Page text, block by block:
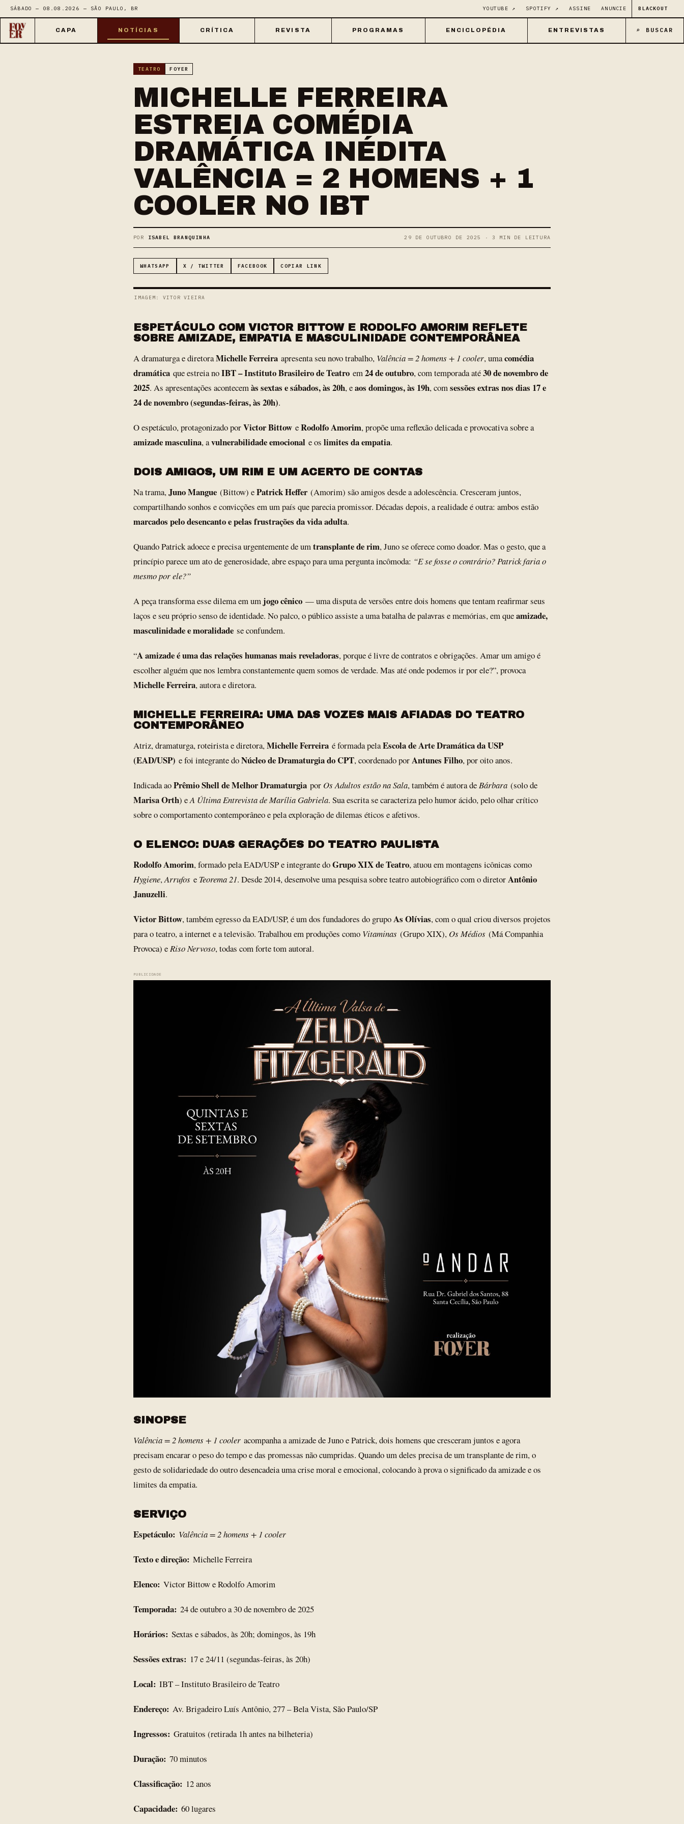
SÁBADO — 08.08.2026 — SÃO PAULO, BR YOUTUBE ↗ SPOTIFY ↗ ASSINE ANUNCIE BLACKOUT
CAPA NOTÍCIAS CRÍTICA REVISTA PROGRAMAS ENCICLOPÉDIA ENTREVISTAS ⌕ BUSCAR
TEATRO FOYER
MICHELLE FERREIRA
ESTREIA COMÉDIA
DRAMÁTICA INÉDITA
VALÊNCIA = 2 HOMENS + 1
COOLER NO IBT
POR ISABEL BRANQUINHA 29 DE OUTUBRO DE 2025 · 3 MIN DE LEITURA
WHATSAPP X / TWITTER FACEBOOK COPIAR LINK
IMAGEM: VITOR VIEIRA
ESPETÁCULO COM VICTOR BITTOW E RODOLFO AMORIM REFLETE
SOBRE AMIZADE, EMPATIA E MASCULINIDADE CONTEMPORÂNEA
A dramaturga e diretoraMichelle Ferreira apresenta seu novo trabalho, Valência = 2 homens + 1 cooler, umacomédia
dramática que estreia noIBT – Instituto Brasileiro de Teatro em24 de outubro, com temporada até30 de novembro de
2025. As apresentações acontecemàs sextas e sábados, às 20h, eaos domingos, às 19h, comsessões extras nos dias 17 e
24 de novembro (segundas-feiras, às 20h).
O espetáculo, protagonizado porVictor Bittow eRodolfo Amorim, propõe uma reflexão delicada e provocativa sobre a
amizade masculina, avulnerabilidade emocional e os limites da empatia.
DOIS AMIGOS, UM RIM E UM ACERTO DE CONTAS
Na trama,Juno Mangue (Bittow) ePatrick Heffer(Amorim) são amigos desde a adolescência. Cresceram juntos,
compartilhando sonhos e convicções em um país que parecia promissor. Décadas depois, a realidade é outra: ambos estão
marcados pelo desencanto e pelas frustrações da vida adulta.
Quando Patrick adoece e precisa urgentemente de umtransplante de rim, Juno se oferece como doador. Mas o gesto, que a
princípio parece um ato de generosidade, abre espaço para uma pergunta incômoda: “E se fosse o contrário? Patrick faria o
mesmo por ele?”
A peça transforma esse dilema em um jogo cênico — uma disputa de versões entre dois homens que tentam reafirmar seus
laços e seu próprio senso de identidade. No palco, o público assiste a uma batalha de palavras e memórias, em queamizade,
masculinidade e moralidade se confundem.
“A amizade é uma das relações humanas mais reveladoras, porque é livre de contratos e obrigações. Amar um amigo é
escolher alguém que nos lembra constantemente quem somos de verdade. Mas até onde podemos ir por ele?”, provoca
Michelle Ferreira, autora e diretora.
MICHELLE FERREIRA: UMA DAS VOZES MAIS AFIADAS DO TEATRO
CONTEMPORÂNEO
Atriz, dramaturga, roteirista e diretora,Michelle Ferreira é formada pelaEscola de Arte Dramática da USP
(EAD/USP) e foi integrante doNúcleo de Dramaturgia do CPT, coordenado porAntunes Filho, por oito anos.
Indicada aoPrêmio Shell de Melhor Dramaturgia por Os Adultos estão na Sala, também é autora deBárbara (solo de
Marisa Orth) eA Última Entrevista de Marília Gabriela. Sua escrita se caracteriza pelo humor ácido, pelo olhar crítico
sobre o comportamento contemporâneo e pela exploração de dilemas éticos e afetivos.
O ELENCO: DUAS GERAÇÕES DO TEATRO PAULISTA
Rodolfo Amorim, formado pela EAD/USP e integrante doGrupo XIX de Teatro, atuou em montagens icônicas como
Hygiene,Arrufos e Teorema 21. Desde 2014, desenvolve uma pesquisa sobre teatro autobiográfico com o diretorAntônio
Januzelli.
Victor Bittow, também egresso da EAD/USP, é um dos fundadores do grupoAs Olívias, com o qual criou diversos projetos
para o teatro, a internet e a televisão. Trabalhou em produções como Vitaminas (Grupo XIX), Os Médios (Má Companhia
Provoca) eRiso Nervoso, todas com forte tom autoral.
PUBLICIDADE
SINOPSE
Valência = 2 homens + 1 cooler acompanha a amizade de Juno e Patrick, dois homens que cresceram juntos e agora
precisam encarar o peso do tempo e das promessas não cumpridas. Quando um deles precisa de um transplante de rim, o
gesto de solidariedade do outro desencadeia uma crise moral e emocional, colocando à prova o significado da amizade e os
limites da empatia.
SERVIÇO
Espetáculo: Valência = 2 homens + 1 cooler
Texto e direção: Michelle Ferreira
Elenco: Victor Bittow e Rodolfo Amorim
Temporada: 24 de outubro a 30 de novembro de 2025
Horários: Sextas e sábados, às 20h; domingos, às 19h
Sessões extras: 17 e 24/11 (segundas-feiras, às 20h)
Local: IBT – Instituto Brasileiro de Teatro
Endereço: Av. Brigadeiro Luís Antônio, 277 – Bela Vista, São Paulo/SP
Ingressos: Gratuitos (retirada 1h antes na bilheteria)
Duração: 70 minutos
Classificação: 12 anos
Capacidade: 60 lugares